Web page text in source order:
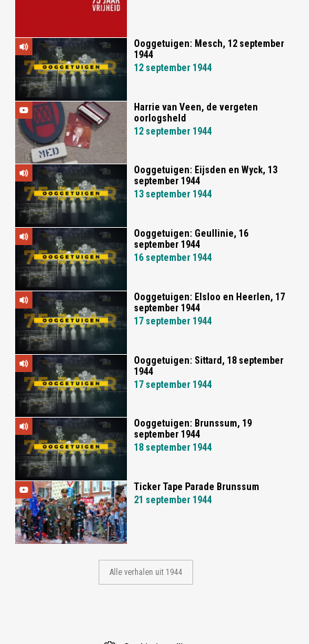
Ooggetuigen: Mesch, 12 september
1944
12 september 1944
Harrie van Veen, de vergeten
oorlogsheld
12 september 1944
Ooggetuigen: Eijsden en Wyck, 13
september 1944
13 september 1944
Ooggetuigen: Geullinie, 16
september 1944
16 september 1944
Ooggetuigen: Elsloo en Heerlen, 17
september 1944
17 september 1944
Ooggetuigen: Sittard, 18 september
1944
17 september 1944
Ooggetuigen: Brunssum, 19
september 1944
18 september 1944
Ticker Tape Parade Brunssum
21 september 1944
Alle verhalen uit 1944